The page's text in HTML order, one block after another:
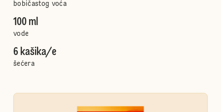
bobičastog voća
100 ml
vode
6 kašika/e
šećera